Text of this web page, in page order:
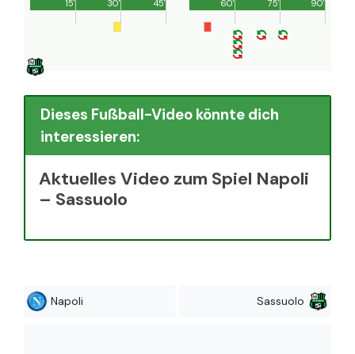
45'
15' 30' 90'
60' 75'
Dieses Fußball-Video könnte dich
interessieren:
Aktuelles Video zum Spiel Napoli
– Sassuolo
Napoli Sassuolo